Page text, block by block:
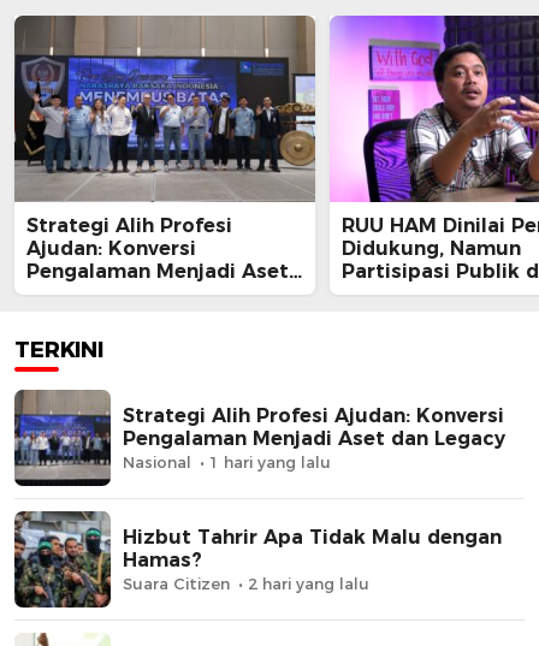
Strategi Alih Profesi
Ajudan: Konversi
Pengalaman Menjadi Aset
dan Legacy
RUU HAM Dinilai
Didukung, Namun
Partisipasi Publik
Perbaikan
TERKINI
Strategi Alih Profesi Ajudan: Konversi
Pengalaman Menjadi Aset dan Legacy
Nasional 1 hari yang lalu
Hizbut Tahrir Apa Tidak Malu dengan
Hamas?
Suara Citizen 2 hari yang lalu